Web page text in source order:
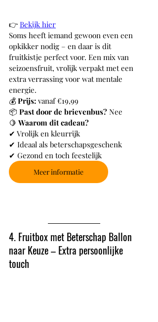
👉 Bekijk hier
Soms heeft iemand gewoon even een
opkikker nodig – en daar is dit
fruitkistje perfect voor. Een mix van
seizoensfruit, vrolijk verpakt met een
extra verrassing voor wat mentale
energie.
💰 Prijs: vanaf €19,99
📦 Past door de brievenbus? Nee
🍋 Waarom dit cadeau?
✔ Vrolijk en kleurrijk
✔ Ideaal als beterschapsgeschenk
✔ Gezond en toch feestelijk
Meer informatie
4. Fruitbox met Beterschap Ballon
naar Keuze – Extra persoonlijke
touch